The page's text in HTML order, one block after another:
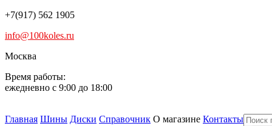
+7(917) 562 1905
info@100koles.ru
Москва
Время работы:
ежедневно с 9:00 до 18:00
Главная Шины Диски Справочник О магазине Контакты